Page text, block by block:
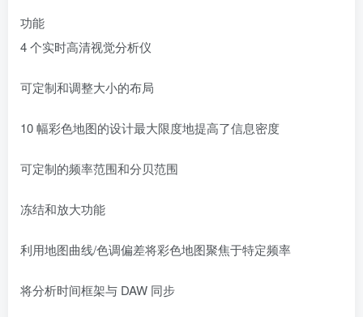
功能
4 个实时高清视觉分析仪
可定制和调整大小的布局
10 幅彩色地图的设计最大限度地提高了信息密度
可定制的频率范围和分贝范围
冻结和放大功能
利用地图曲线/色调偏差将彩色地图聚焦于特定频率
将分析时间框架与 DAW 同步